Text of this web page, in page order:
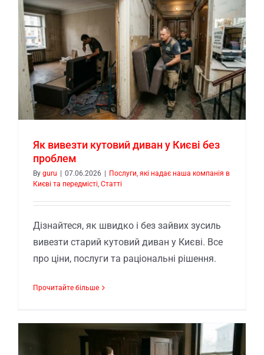
Як вивезти кутовий диван у Києві без
проблем
By guru | 07.06.2026 | Послуги, які надає наша компанія в
Києві та передмісті Статті
Дізнайтеся, як швидко і без зайвих зусиль
вивезти старий кутовий диван у Києві. Все
про ціни, послуги та раціональні рішення.
Прочитайте більше